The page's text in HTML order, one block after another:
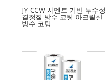
JY-CCW 시멘트 기반 투수성
결정질 방수 코팅 아크릴산
방수 코팅